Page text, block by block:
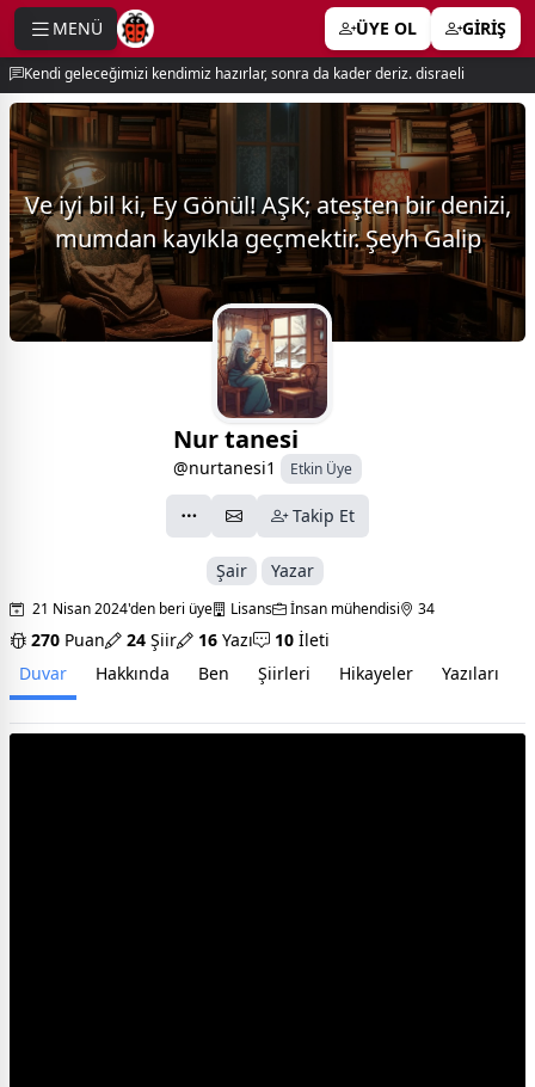
MENÜ ÜYE OL GİRİŞ
Kendi geleceğimizi kendimiz hazırlar, sonra da kader deriz. disraeli
Ve iyi bil ki, Ey Gönül! AŞK; ateşten bir denizi,
mumdan kayıkla geçmektir. Şeyh Galip
Nur tanesi
@nurtanesi1 Etkin Üye
Takip Et
Şair Yazar
21 Nisan 2024'den beri üye Lisans İnsan mühendisi 34
270 Puan 24 Şiir 16 Yazı 10 İleti
Duvar
Hakkında Ben Şiirleri Hikayeler Yazıları
menu